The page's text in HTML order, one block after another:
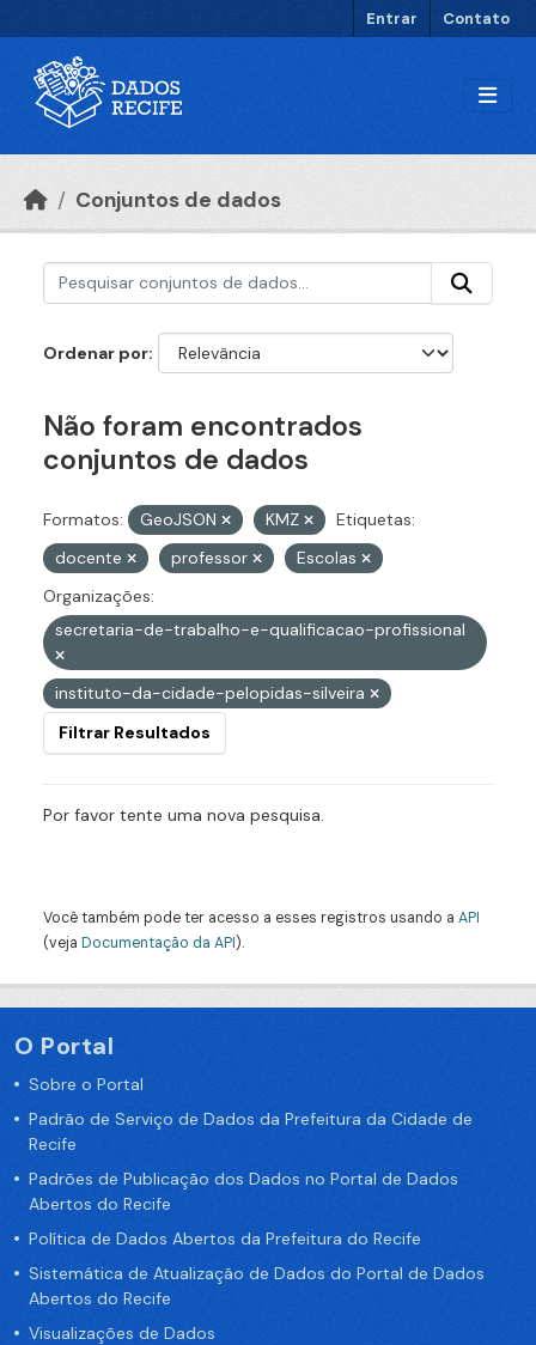
Entrar Contato
Conjuntos de dados
Ordenar por
Não foram encontrados
conjuntos de dados
Formatos: GeoJSON KMZ
Etiquetas:
docente
professor
Escolas
Organizações:
secretaria-de-trabalho-e-qualificacao-profissional
instituto-da-cidade-pelopidas-silveira
Filtrar Resultados
Por favor tente uma nova pesquisa.
Você também pode ter acesso a esses registros usando a API
(veja Documentação da API).
O Portal
Sobre o Portal
Padrão de Serviço de Dados da Prefeitura da Cidade de
Recife
Padrões de Publicação dos Dados no Portal de Dados
Abertos do Recife
Política de Dados Abertos da Prefeitura do Recife
Sistemática de Atualização de Dados do Portal de Dados
Abertos do Recife
Visualizações de Dados